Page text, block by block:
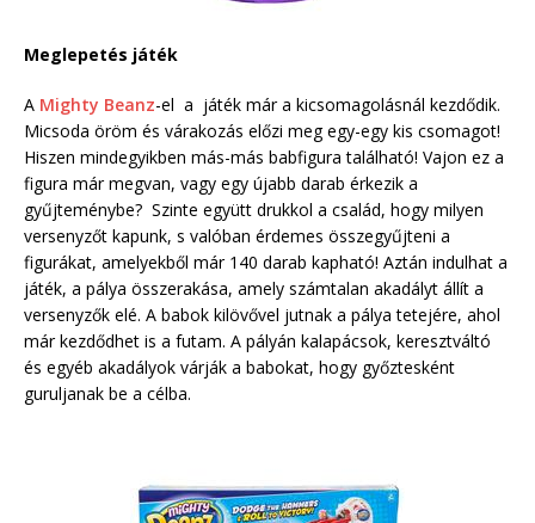
Meglepetés játék
A Mighty Beanz-el a játék már a kicsomagolásnál kezdődik.
Micsoda öröm és várakozás előzi meg egy-egy kis csomagot!
Hiszen mindegyikben más-más babfigura található! Vajon ez a
figura már megvan, vagy egy újabb darab érkezik a
gyűjteménybe? Szinte együtt drukkol a család, hogy milyen
versenyzőt kapunk, s valóban érdemes összegyűjteni a
figurákat, amelyekből már 140 darab kapható! Aztán indulhat a
játék, a pálya összerakása, amely számtalan akadályt állít a
versenyzők elé. A babok kilövővel jutnak a pálya tetejére, ahol
már kezdődhet is a futam. A pályán kalapácsok, keresztváltó
és egyéb akadályok várják a babokat, hogy győztesként
guruljanak be a célba.